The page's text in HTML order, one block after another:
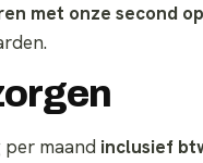
met onze second
per maand inclusief